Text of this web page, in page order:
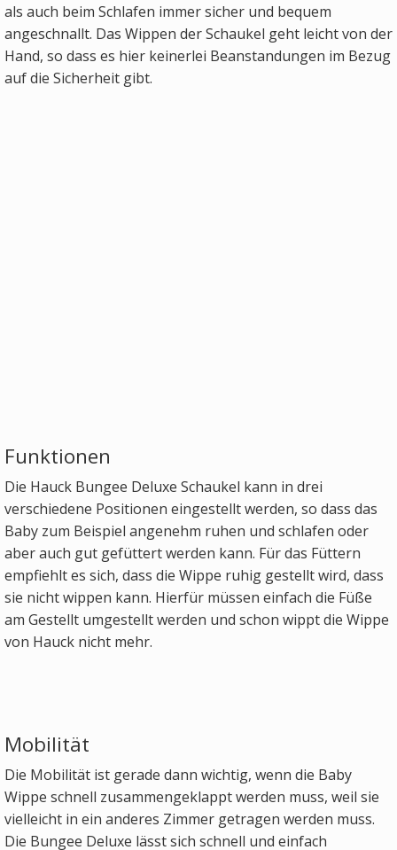
als auch beim Schlafen immer sicher und bequem
angeschnallt. Das Wippen der Schaukel geht leicht von der
Hand, so dass es hier keinerlei Beanstandungen im Bezug
auf die Sicherheit gibt.
Funktionen
Die Hauck Bungee Deluxe Schaukel kann in drei
verschiedene Positionen eingestellt werden, so dass das
Baby zum Beispiel angenehm ruhen und schlafen oder
aber auch gut gefüttert werden kann. Für das Füttern
empfiehlt es sich, dass die Wippe ruhig gestellt wird, dass
sie nicht wippen kann. Hierfür müssen einfach die Füße
am Gestellt umgestellt werden und schon wippt die Wippe
von Hauck nicht mehr.
Mobilität
Die Mobilität ist gerade dann wichtig, wenn die Baby
Wippe schnell zusammengeklappt werden muss, weil sie
vielleicht in ein anderes Zimmer getragen werden muss.
Die Bungee Deluxe lässt sich schnell und einfach